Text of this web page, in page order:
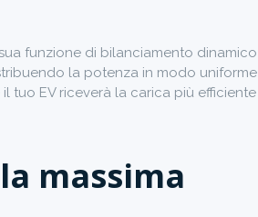
funzione di bilanciamento dinamico
la potenza in modo uniforme
tuo EV riceverà la carica più efficiente
massima